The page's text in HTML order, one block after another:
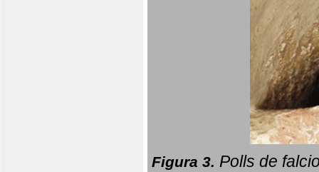
Figura 3. Polls de